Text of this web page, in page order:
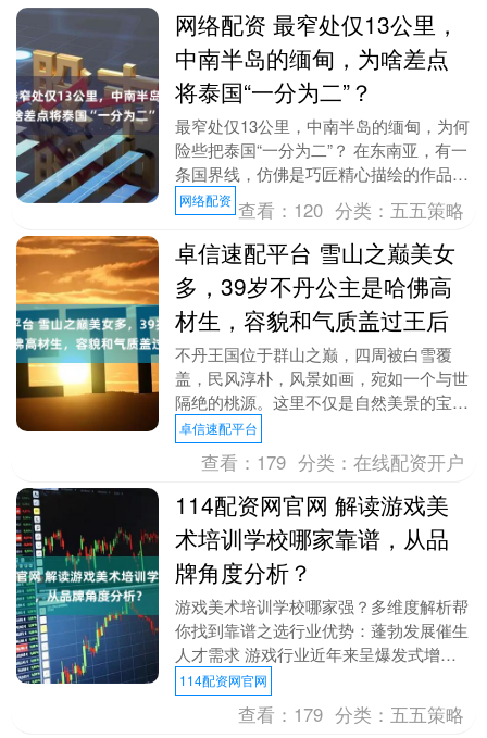
网络配资 最窄处仅13公里，
中南半岛的缅甸，为啥差点
将泰国“一分为二”？
最窄处仅13公里，中南半岛的缅甸，为何
险些把泰国“一分为二”？ 在东南亚，有一
条国界线，仿佛是巧匠精心描绘的作品，
将地图编织成一幅复杂而神秘的画卷。仔
细看中南半....
网络配资 查看： 120 分类： 五五策略
卓信速配平台 雪山之巅美女
多，39岁不丹公主是哈佛高
材生，容貌和气质盖过王后
不丹王国位于群山之巅，四周被白雪覆
盖，民风淳朴，风景如画，宛如一个与世
隔绝的桃源。这里不仅是自然美景的宝
地，也是一个钟灵毓秀的地方，孕育了许
多才子佳人。 展开剩....
卓信速配平台
查看： 179 分类：在线配资开户
114配资网官网 解读游戏美
术培训学校哪家靠谱，从品
牌角度分析？
游戏美术培训学校哪家强？多维度解析帮
你找到靠谱之选行业优势：蓬勃发展催生
人才需求 游戏行业近年来呈爆发式增
长，据相关数据统计，全球游戏市场规模
持续攀升，仅中国游....
114配资网官网
查看： 179 分类： 五五策略